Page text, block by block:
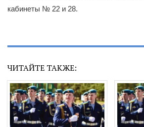
кабинеты № 22 и 28.
ЧИТАЙТЕ ТАКЖЕ: